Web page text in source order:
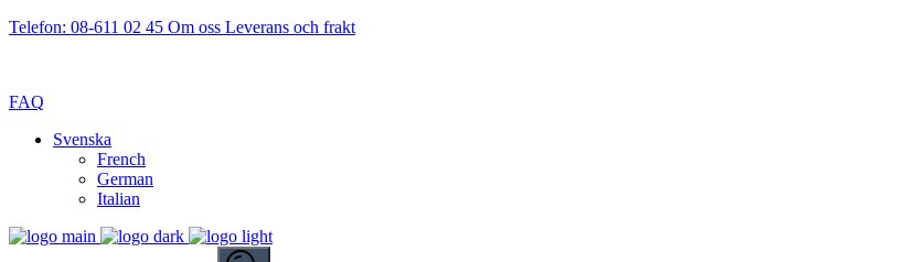
Telefon: 08-611 02 45 Om oss Leverans och frakt
FAQ
Svenska
French
German
Italian